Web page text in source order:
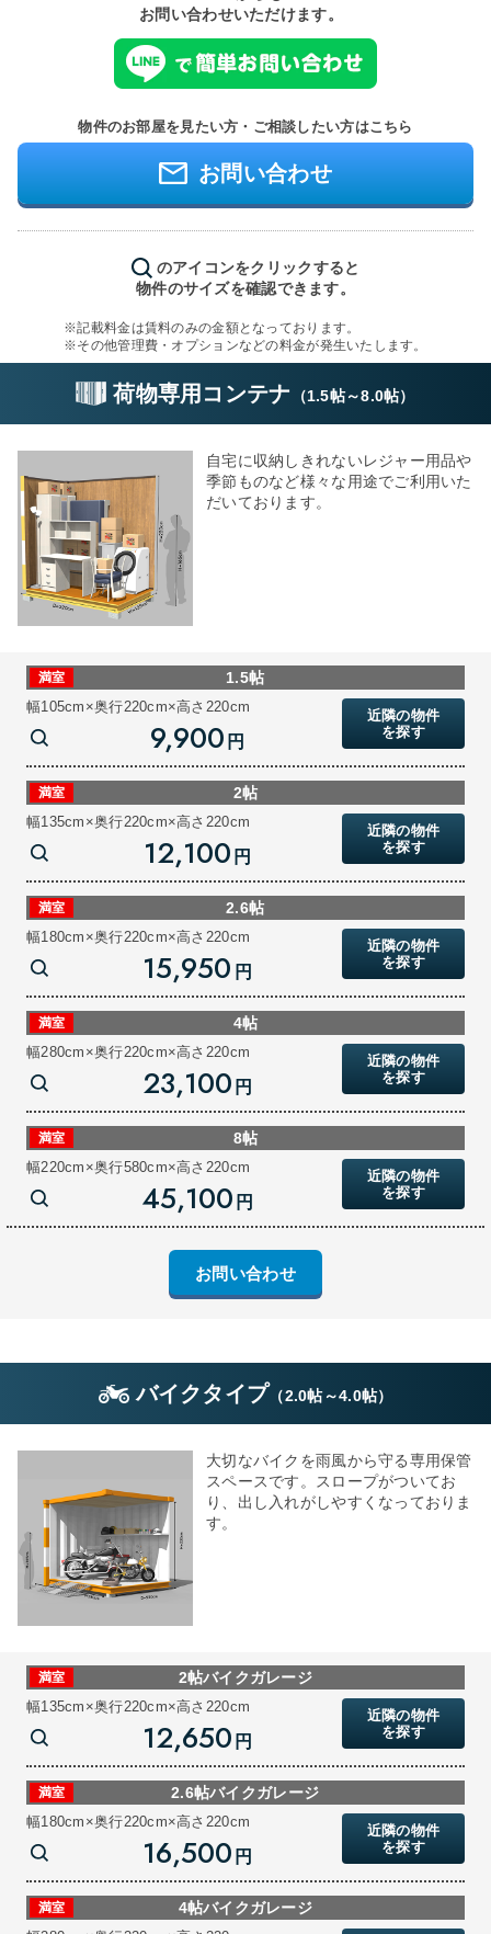
お問い合わせいただけます。
物件のお部屋を見たい方・ご相談したい方はこちら
お問い合わせ
のアイコンをクリックすると
物件のサイズを確認できます。
※記載料金は賃料のみの金額となっております。
※その他管理費・オプションなどの料金が発生いたします。
荷物専用コンテナ （1.5帖～8.0帖）
自宅に収納しきれないレジャー用品や
季節ものなど様々な用途でご利用いた
だいております。
1.5帖
幅105cm×奥行220cm×高さ220cm
満室
9,900 円
近隣の物件
を探す
2帖
幅135cm×奥行220cm×高さ220cm
満室
12,100 円
近隣の物件
を探す
2.6帖
幅180cm×奥行220cm×高さ220cm
満室
15,950 円
近隣の物件
を探す
4帖
幅280cm×奥行220cm×高さ220cm
満室
23,100 円
近隣の物件
を探す
8帖
幅220cm×奥行580cm×高さ220cm
満室
45,100 円
近隣の物件
を探す
お問い合わせ
バイクタイプ （2.0帖～4.0帖）
大切なバイクを雨風から守る専用保管
スペースです。スロープがついてお
り、出し入れがしやすくなっておりま
す。
2帖バイクガレージ
幅135cm×奥行220cm×高さ220cm
満室
12,650 円
近隣の物件
を探す
2.6帖バイクガレージ
幅180cm×奥行220cm×高さ220cm
満室
16,500 円
近隣の物件
を探す
4帖バイクガレージ
満室